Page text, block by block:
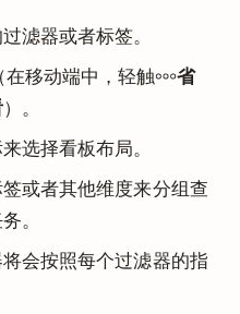
滤器或者标签。
在移动端中，轻触
省
）。
选择看板布局。
或者其他维度来分组查
。
会按照每个过滤器的指